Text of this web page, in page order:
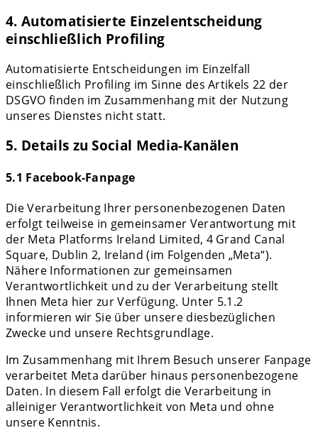
4. Automatisierte Einzelentscheidung
einschließlich Profiling
Automatisierte Entscheidungen im Einzelfall
einschließlich Profiling im Sinne des Artikels 22 der
DSGVO finden im Zusammenhang mit der Nutzung
unseres Dienstes nicht statt.
5. Details zu Social Media-Kanälen
5.1 Facebook-Fanpage
Die Verarbeitung Ihrer personenbezogenen Daten
erfolgt teilweise in gemeinsamer Verantwortung mit
der Meta Platforms Ireland Limited, 4 Grand Canal
Square, Dublin 2, Ireland (im Folgenden „Meta“).
Nähere Informationen zur gemeinsamen
Verantwortlichkeit und zu der Verarbeitung stellt
Ihnen Meta hier zur Verfügung. Unter 5.1.2
informieren wir Sie über unsere diesbezüglichen
Zwecke und unsere Rechtsgrundlage.
Im Zusammenhang mit Ihrem Besuch unserer Fanpage
verarbeitet Meta darüber hinaus personenbezogene
Daten. In diesem Fall erfolgt die Verarbeitung in
alleiniger Verantwortlichkeit von Meta und ohne
unsere Kenntnis.